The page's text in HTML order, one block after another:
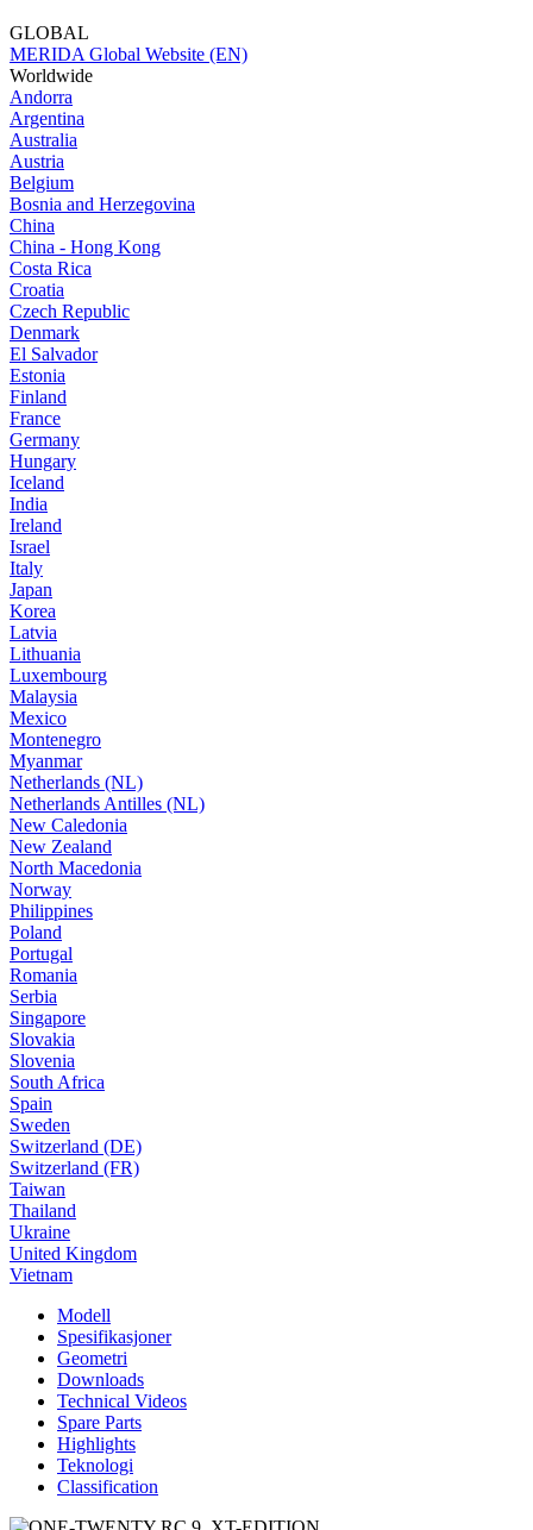
GLOBAL
MERIDA Global Website (EN)
Worldwide
Andorra
Argentina
Australia
Austria
Belgium
Bosnia and Herzegovina
China
China - Hong Kong
Costa Rica
Croatia
Czech Republic
Denmark
El Salvador
Estonia
Finland
France
Germany
Hungary
Iceland
India
Ireland
Israel
Italy
Japan
Korea
Latvia
Lithuania
Luxembourg
Malaysia
Mexico
Montenegro
Myanmar
Netherlands (NL)
Netherlands Antilles (NL)
New Caledonia
New Zealand
North Macedonia
Norway
Philippines
Poland
Portugal
Romania
Serbia
Singapore
Slovakia
Slovenia
South Africa
Spain
Sweden
Switzerland (DE)
Switzerland (FR)
Taiwan
Thailand
Ukraine
United Kingdom
Vietnam
Modell
Spesifikasjoner
Geometri
Downloads
Technical Videos
Spare Parts
Highlights
Teknologi
Classification